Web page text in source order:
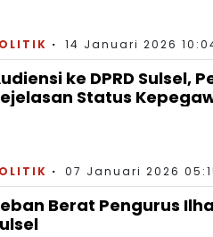
14 Januari 2026
ke DPRD Sulsel,
Status
07 Januari 2026
Berat Pengurus